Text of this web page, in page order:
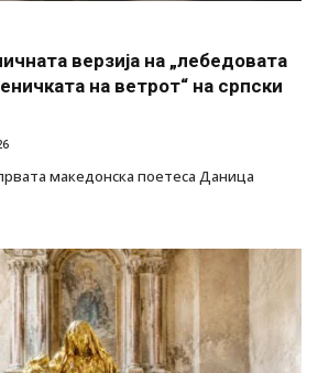
верзија на „лебедовата
на ветрот“ на српски
македонска поетеса Даница